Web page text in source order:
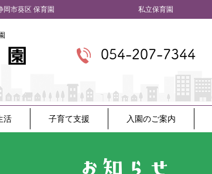
岡市葵区 保育園 私立保育園
054-207-7344
活 子育て支援 入園のご案内
お知らせ